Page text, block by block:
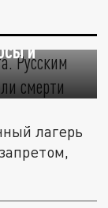
и
лагерь